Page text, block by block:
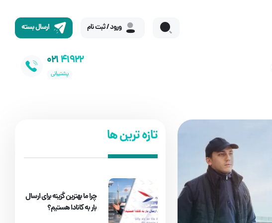
ورود / ثبت نام ارسال بسته
02141922
پشتیبانی
تازه ترین ها
چرا ما بهترین گزینه برای ارسال
بار به کانادا هستیم؟